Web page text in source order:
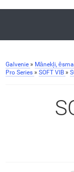
Galvenie » Mānekļi,
Pro Series » SOFT VIB »